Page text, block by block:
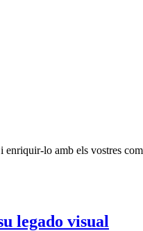
lo amb els vostres
legado visual